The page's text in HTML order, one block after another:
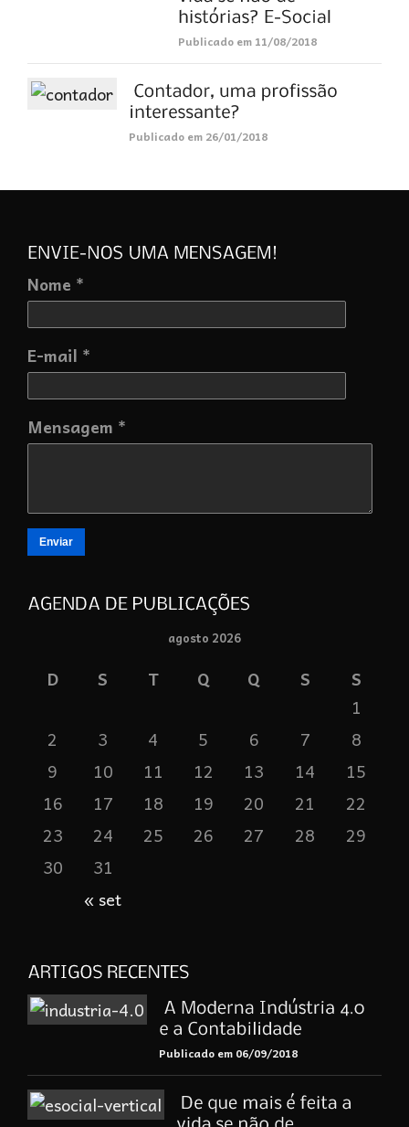
Publicado em 11/08/2018
Publicado em 26/01/2018
Nome *
E-mail *
Mensagem *
Enviar
agosto 2026
D S T Q Q S S
« set
1
2
3 4 5 6 7
8
9
10 11 12 13 14
15
16
17 18 19 20 21
22
23
24 25 26 27 28
29
30
31
Publicado em 06/09/2018